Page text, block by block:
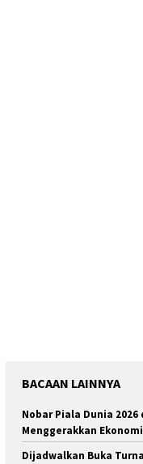
BACAAN LAINNYA
Nobar Piala Dunia
Menggerakkan
Dijadwalkan Buka